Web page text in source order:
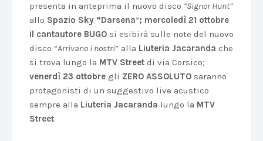
presenta in anteprima il nuovo disco “Signor Hunt”
allo Spazio Sky “Darsena”; mercoledì 21 ottobre
il cantautore BUGO si esibirà sulle note del nuovo
disco “Arrivano i nostri” alla Liuteria Jacaranda che
si trova lungo la MTV Street di via Corsico;
venerdì 23 ottobre gli ZERO ASSOLUTO saranno
protagonisti di un suggestivo live acustico
sempre alla Liuteria Jacaranda lungo la MTV
Street.